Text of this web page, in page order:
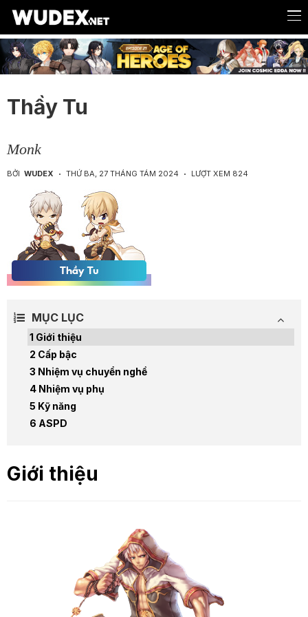
Thầy Tu
Monk
BỞI WUDEX THỨ BA, 27 THÁNG TÁM 2024 LƯỢT XEM 824
MỤC LỤC
Giới thiệu
Cấp bậc
Nhiệm vụ chuyển nghề
Nhiệm vụ phụ
Kỹ năng
ASPD
Giới thiệu